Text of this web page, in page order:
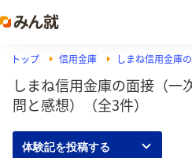
トップ 信用金庫 しまね信用金庫
しまね信用金庫の面接（一
問と感想）（全3件）
体験記を投稿する